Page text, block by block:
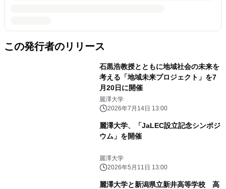
この発行者のリリース
石黒浩教授とともに地域社会の未来を
考える「地域未来プロジェクト」を7
月20日に開催
麗澤大学
2026年7月14日 13:00
麗澤大学、「JaLEC設立記念シンポジ
ウム」を開催
麗澤大学
2026年5月11日 13:00
麗澤大学と新潟県立新井高等学校 高